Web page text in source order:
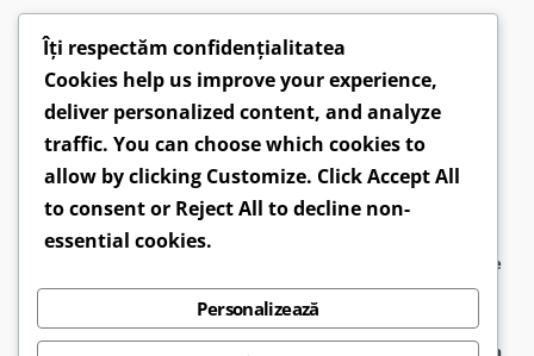
Despre Afecțiuni Ce spun medicii
Campanii
Drepturi
Susținători Opinii
Video
Articole
Comunicate
CONTACT: hepatobv@gmail.com | 0721 304 160 |
Faceboook.com/hepatoromania |GDPR
APAH-RO - Asociația Pacienților cu Afecțiuni Hepatice
din România● Design bySirius Web Design
Îți respectăm confidențialitatea
Cookies help us improve your experience,
deliver personalized content, and analyze
traffic. You can choose which cookies to
allow by clicking Customize. ClickAccept All
to consent or Reject All to decline non-
essential cookies.
Personalizează